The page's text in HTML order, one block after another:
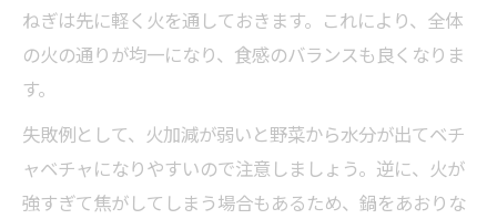
ねぎは先に軽く火を通しておきます。これにより、全体
の火の通りが均一になり、食感のバランスも良くなりま
す。
失敗例として、火加減が弱いと野菜から水分が出てベチ
ャベチャになりやすいので注意しましょう。逆に、火が
強すぎて焦がしてしまう場合もあるため、鍋をあおりな